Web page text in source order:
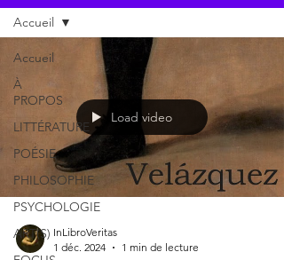
Accueil
À
PROPOS
LITTÉRATURE
POÉSIE
PHILOSOPHIE
PSYCHOLOGIE
ART(S)
Accueil
Load video
InLibroVeritas
1 déc. 2024
1 min de lecture